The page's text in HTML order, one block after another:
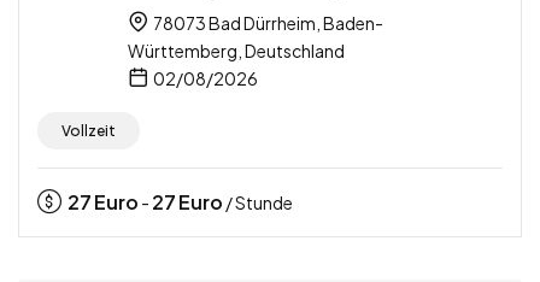
78073 Bad Dürrheim, Baden-
Württemberg, Deutschland
02/08/2026
Vollzeit
27Euro - 27Euro / Stunde